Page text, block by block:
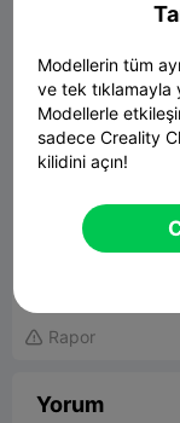
If you can
 Rapor
Yorum
Modellerin tüm
ve tek tıklamayla
Modellerle
sadece Creality
kilidini açın!